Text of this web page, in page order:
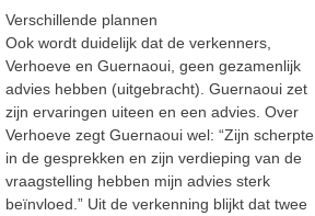
Verschillende plannen
Ook wordt duidelijk dat de verkenners,
Verhoeve en Guernaoui, geen gezamenlijk
advies hebben (uitgebracht). Guernaoui zet
zijn ervaringen uiteen en een advies. Over
Verhoeve zegt Guernaoui wel: “Zijn scherpte
in de gesprekken en zijn verdieping van de
vraagstelling hebben mijn advies sterk
beïnvloed.” Uit de verkenning blijkt dat twee